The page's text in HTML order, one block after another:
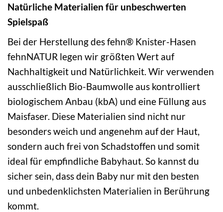
Natürliche Materialien für unbeschwerten
Spielspaß
Bei der Herstellung des fehn® Knister-Hasen
fehnNATUR legen wir größten Wert auf
Nachhaltigkeit und Natürlichkeit. Wir verwenden
ausschließlich Bio-Baumwolle aus kontrolliert
biologischem Anbau (kbA) und eine Füllung aus
Maisfaser. Diese Materialien sind nicht nur
besonders weich und angenehm auf der Haut,
sondern auch frei von Schadstoffen und somit
ideal für empfindliche Babyhaut. So kannst du
sicher sein, dass dein Baby nur mit den besten
und unbedenklichsten Materialien in Berührung
kommt.